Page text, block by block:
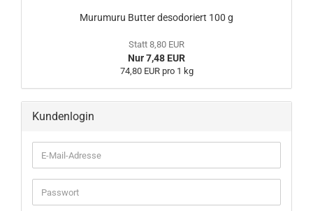
Murumuru Butter desodoriert 100 g
Statt 8,80 EUR
Nur 7,48 EUR
74,80 EUR pro 1 kg
Kundenlogin